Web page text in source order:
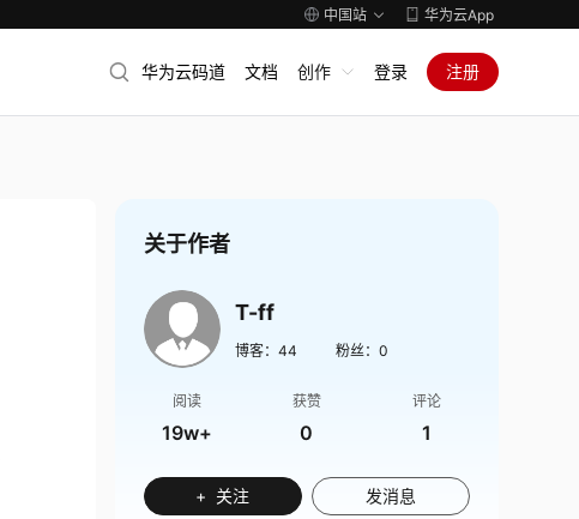
中国站 华为云App
华为云码道 文档 创作 登录 注册
关于作者
T-ff
博客： 44 粉丝： 0
阅读
19w+
获赞
0
评论
1
+ 关注 发消息